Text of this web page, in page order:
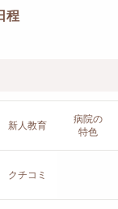
程
新人教育
病院の
特色
クチコミ